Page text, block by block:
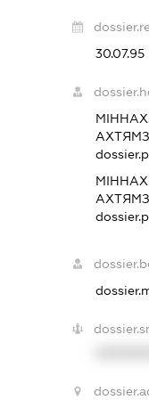
30.07.95